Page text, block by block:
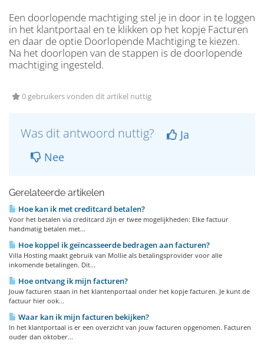
Een doorlopende machtiging stel je in door in te loggen
in het klantportaal en te klikken op het kopje Facturen
en daar de optie Doorlopende Machtiging te kiezen.
Na het doorlopen van de stappen is de doorlopende
machtiging ingesteld.
0 gebruikers vonden dit artikel nuttig
Was dit antwoord nuttig?
Ja
Nee
Gerelateerde artikelen
Hoe kan ik met creditcard betalen?
Voor het betalen via creditcard zijn er twee mogelijkheden: Elke factuur
handmatig betalen met...
Hoe koppel ik geïncasseerde bedragen aan facturen?
Villa Hosting maakt gebruik van Mollie als betalingsprovider voor alle
inkomende betalingen. Dit...
Hoe ontvang ik mijn facturen?
Jouw facturen staan in het klantenportaal onder het kopje facturen. Je kunt de
factuur hier ook...
Waar kan ik mijn facturen bekijken?
In het klantportaal is er een overzicht van jouw facturen opgenomen. Facturen
ouder dan oktober...